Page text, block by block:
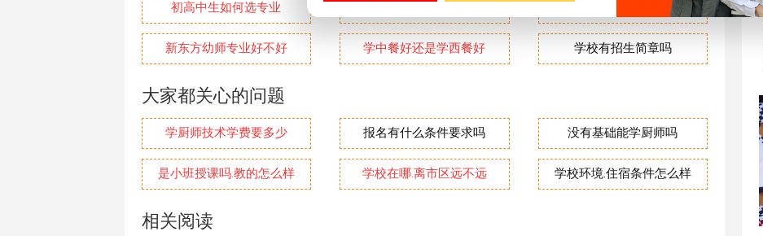
初高中生如何选专业 男生学什么专业好
新东方幼师专业好不好 学中餐好还是学西餐好 学校有招生简章吗
大家都关心的问题
学厨师技术学费要多少 报名有什么条件要求吗 没有基础能学厨师吗
是小班授课吗.教的怎么样 学校在哪.离市区远不远 学校环境.住宿条件怎么样
相关阅读